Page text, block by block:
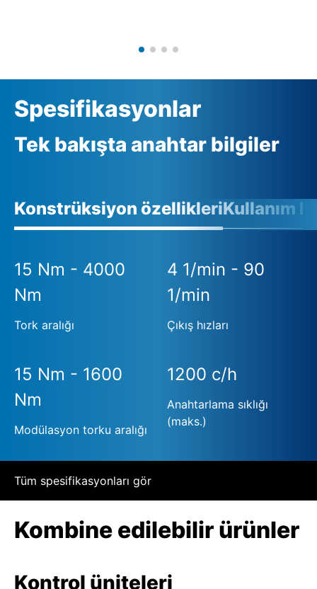
Spesifikasyonlar
Tek bakışta anahtar bilgiler
Konstrüksiyon özellikleriKullanım
15 Nm - 4000
Nm
Tork aralığı
4 1/min - 90
1/min
Çıkış hızları
15 Nm - 1600
Nm
Modülasyon torku aralığı
1200 c/h
Anahtarlama sıklığı
(maks.)
Tüm spesifikasyonları gör
Kombine edilebilir ürünler
Kontrol üniteleri